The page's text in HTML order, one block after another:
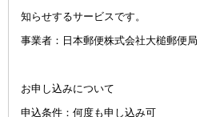
知らせするサービスです。
事業者： 日本郵便株式会社大槌郵便局
お申し込みについて
申込条件：何度も申し込み可